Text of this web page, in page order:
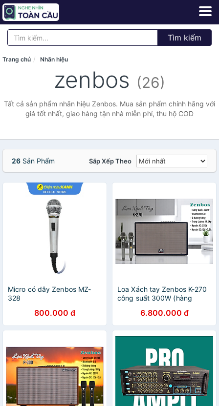
Tìm kiếm
Trang chủ Nhãn hiệu
zenbos (26)
Tất cả sản phẩm nhãn hiệu Zenbos. Mua sản phẩm chính hãng với
giá tốt nhất, giao hàng tận nhà miễn phí, thu hộ COD
26 Sản Phẩm Sắp Xếp Theo
Micro có dây Zenbos MZ-
328
800.000 đ
Loa Xách tay Zenbos K-270
công suất 300W (hàng
6.800.000 đ